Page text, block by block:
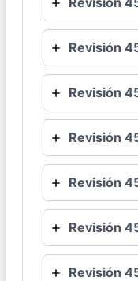
Revisión
Revisión
Revisión
Revisión
Revisión
Revisión